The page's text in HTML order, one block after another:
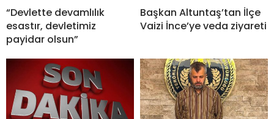
“Devlette devamlılık
esastır, devletimiz
payidar olsun”
Başkan Altuntaş’tan İlçe
Vaizi İnce’ye veda ziyareti